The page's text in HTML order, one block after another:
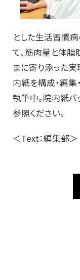
とした生活習慣
て、筋肉量と体脂
まに寄り添った
内紙を構成・編集
執筆中。院内紙バ
参照ください。
＜Text：編集部＞